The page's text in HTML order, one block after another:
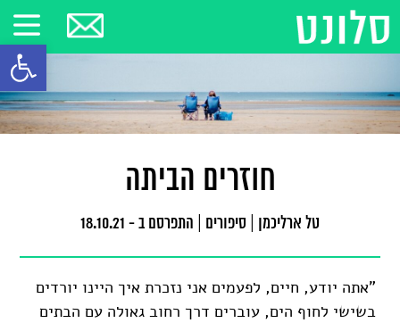
פתח
חוזרים הביתה
טל ארליכמן סיפורים התפרסם ב - 18.10.21
"אתה יודע, חיים, לפעמים אני נזכרת איך היינו יורדים
בשישי לחוף הים, עוברים דרך רחוב גאולה עם הבתים